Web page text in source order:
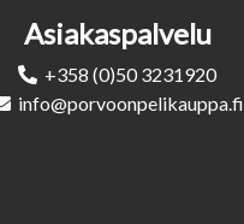
Asiakaspalvelu
+358 (0)50 3231920
info@porvoonpelikauppa.fi